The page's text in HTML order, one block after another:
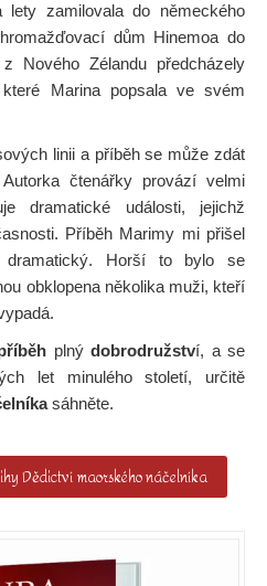
zamilovala do německého
dům Hinemoa do
Nového Zélandu předcházely
Marina popsala ve svém
linii a příběh se může zdát
čtenářky provází velmi
dramatické události, jejichž
Příběh Marimy mi přišel
Horší to bylo se
obklopena několika muži, kteří
plnýdobrodružství, a se
let minulého století, určitě
sáhněte.
Dědictví maorského náčelníka